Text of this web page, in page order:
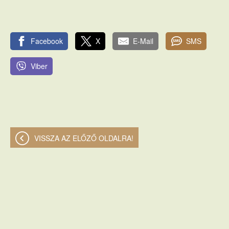
Facebook X E-Mail SMS
Viber
VISSZA AZ ELŐZŐ OLDALRA!